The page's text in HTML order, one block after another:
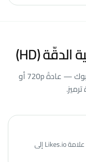
احفظ الريلز بأعلى جودة يقدّمها فيسبوك — عادةً 720p أو
الملفّات المحمَّلة نظيفة. أداتنا لن تُضيف علامة Likes.io إلى